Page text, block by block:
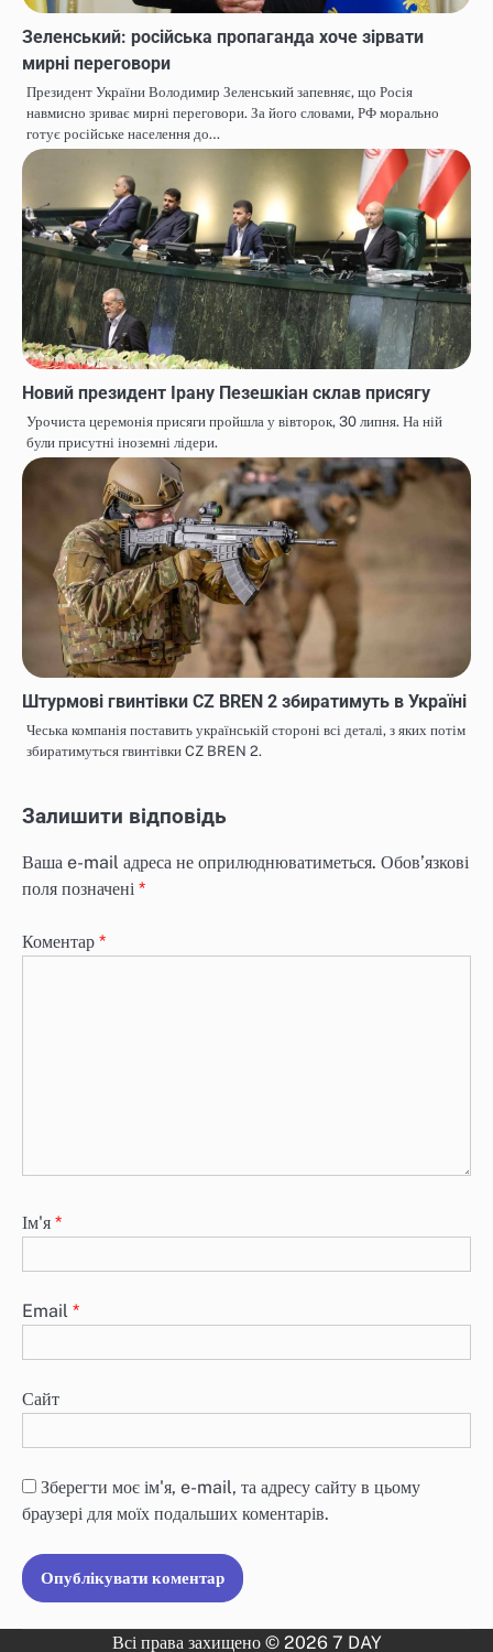
Зеленський: російська пропаганда хоче зірвати
мирні переговори
Президент України Володимир Зеленський запевняє, що Росія
навмисно зриває мирні переговори. За його словами, РФ морально
готує російське населення до…
Новий президент Ірану Пезешкіан склав присягу
Урочиста церемонія присяги пройшла у вівторок, 30 липня. На ній
були присутні іноземні лідери.
Штурмові гвинтівки CZ BREN 2 збиратимуть в Україні
Чеська компанія поставить українській стороні всі деталі, з яких потім
збиратимуться гвинтівки CZ BREN 2.
Залишити відповідь
Ваша e-mail адреса не оприлюднюватиметься. Обов’язкові
поля позначені *
Коментар *
Ім'я *
Email *
Сайт
Зберегти моє ім'я, e-mail, та адресу сайту в цьому
браузері для моїх подальших коментарів.
Всі права захищено © 2026 7 DAY